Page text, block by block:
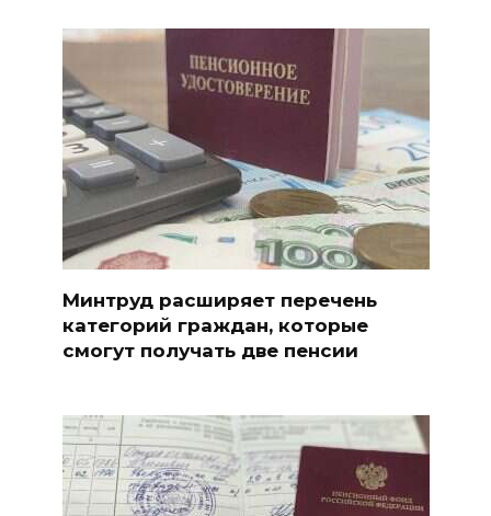
Минтруд расширяет перечень
категорий граждан, которые
смогут получать две пенсии